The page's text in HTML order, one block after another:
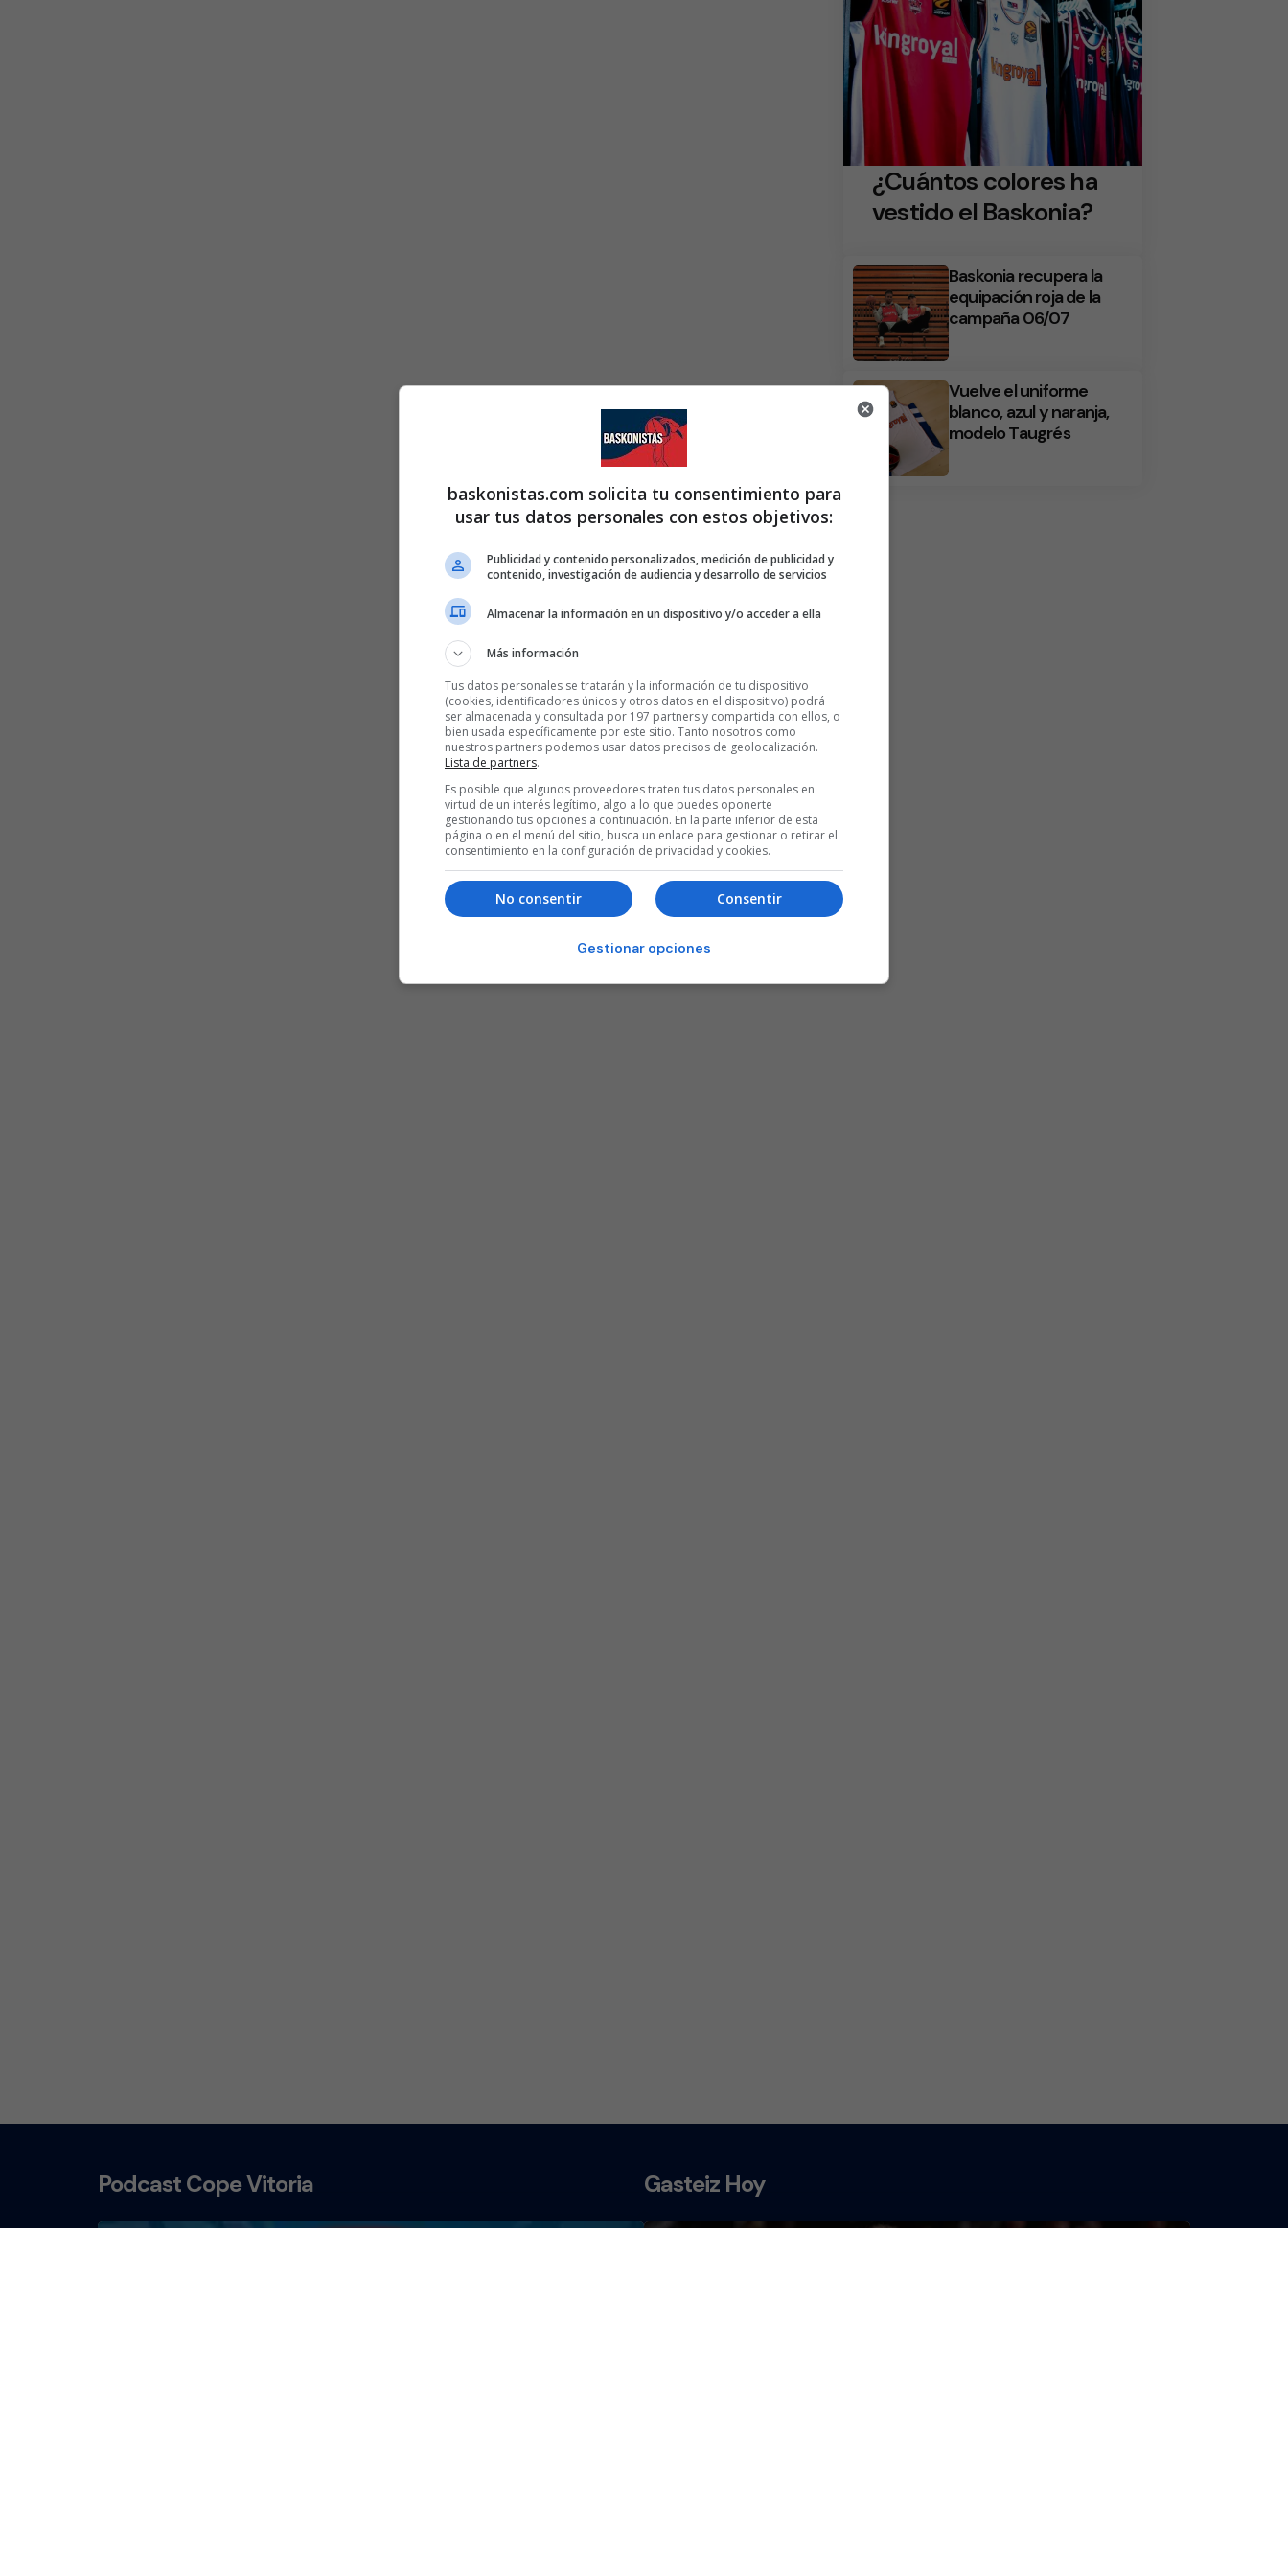
¿Cuántos colores ha
vestido el Baskonia?
Baskonia recupera la
equipación roja de la
campaña 06/07
Vuelve el uniforme
blanco, azul y naranja,
modelo Taugrés
Podcast Cope Vitoria Gasteiz Hoy
baskonistas.com solicita tu consentimiento para
usar tus datos personales con estos objetivos:
Publicidad y contenido personalizados, medición de publicidad y
contenido, investigación de audiencia y desarrollo de servicios
Almacenar la información en un dispositivo y/o acceder a ella
Más información
Tus datos personales se tratarán y la información de tu dispositivo
(cookies, identificadores únicos y otros datos en el dispositivo) podrá
ser almacenada y consultada por 197 partners y compartida con ellos, o
bien usada específicamente por este sitio. Tanto nosotros como
nuestros partners podemos usar datos precisos de geolocalización.
Lista de partners.
Es posible que algunos proveedores traten tus datos personales en
virtud de un interés legítimo, algo a lo que puedes oponerte
gestionando tus opciones a continuación. En la parte inferior de esta
página o en el menú del sitio, busca un enlace para gestionar o retirar el
consentimiento en la configuración de privacidad y cookies.
Consentir
No consentir
Gestionar opciones